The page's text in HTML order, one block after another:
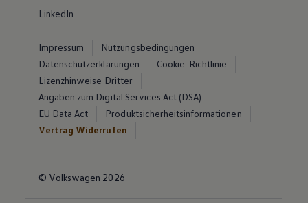
LinkedIn
Impressum
Nutzungsbedingungen
Datenschutzerklärungen
Cookie-Richtlinie
Lizenzhinweise Dritter
Angaben zum Digital Services Act (DSA)
EU Data Act
Produktsicherheitsinformationen
Vertrag Widerrufen
© Volkswagen 2026